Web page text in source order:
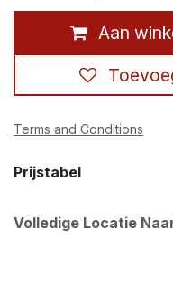
Aan
Terms and Conditions
Prijstabel
Volledige Locatie